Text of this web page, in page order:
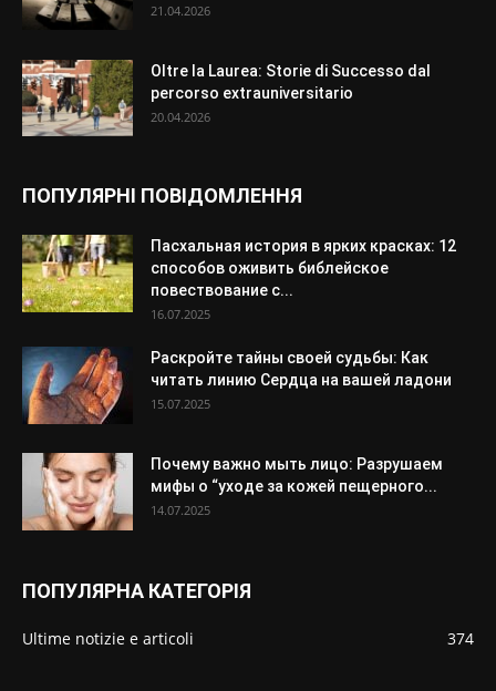
21.04.2026
Oltre la Laurea: Storie di Successo dal
percorso extrauniversitario
20.04.2026
ПОПУЛЯРНІ ПОВІДОМЛЕННЯ
Пасхальная история в ярких красках: 12
способов оживить библейское
повествование с...
16.07.2025
Раскройте тайны своей судьбы: Как
читать линию Сердца на вашей ладони
15.07.2025
Почему важно мыть лицо: Разрушаем
мифы о “уходе за кожей пещерного...
14.07.2025
ПОПУЛЯРНА КАТЕГОРІЯ
Ultime notizie e articoli 374